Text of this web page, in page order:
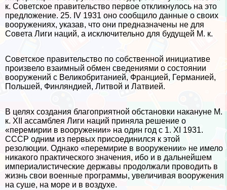
к. Советское правительство первое откликнулось на это
предложение. 25. IV 1931 оно сообщило данные о своих
вооружениях, указав, что они предназначены не для
Совета Лиги наций, а исключительно для будущей М. к.
Советское правительство по собственной инициативе
произвело взаимный обмен сведениями о состоянии
вооружений с Великобританией, Францией, Германией,
Польшей, Финляндией, Литвой и Латвией.
В целях создания благоприятной обстановки накануне М.
к. XII ассамблея Лиги наций приняла решение о
«перемирии в вооружении» на один год с 1. XI 1931.
СССР одним из первых присоединился к этой
резолюции. Однако «перемирие в вооружении» не имело
никакого пpaктического значения, ибо и в дальнейшем
империалистические державы продолжали проводить в
жизнь свои военные программы, увеличивая вооружения
на суше, на море и в воздухе.